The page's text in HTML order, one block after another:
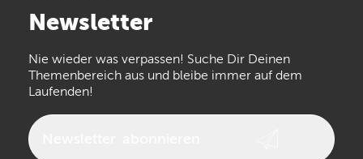
the t.bone
Walrus Audio Epiphone
Newsletter
Nie wieder was verpassen! Suche Dir Deinen
Themenbereich aus und bleibe immer auf dem
Laufenden!